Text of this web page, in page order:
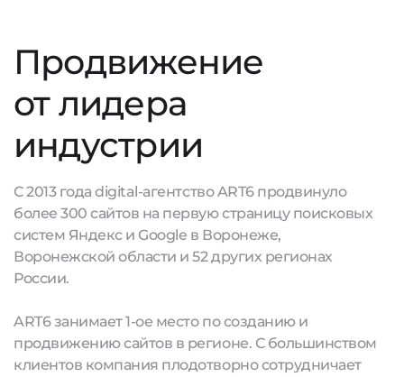
Продвижение
от лидера
индустрии
С 2013 года digital-агентство ART6 продвинуло
более 300 сайтов на первую страницу поисковых
систем Яндекс и Google в Воронеже,
Воронежской области и 52 других регионах
России.
ART6 занимает 1-ое место по созданию и
продвижению сайтов в регионе. С большинством
клиентов компания плодотворно сотрудничает